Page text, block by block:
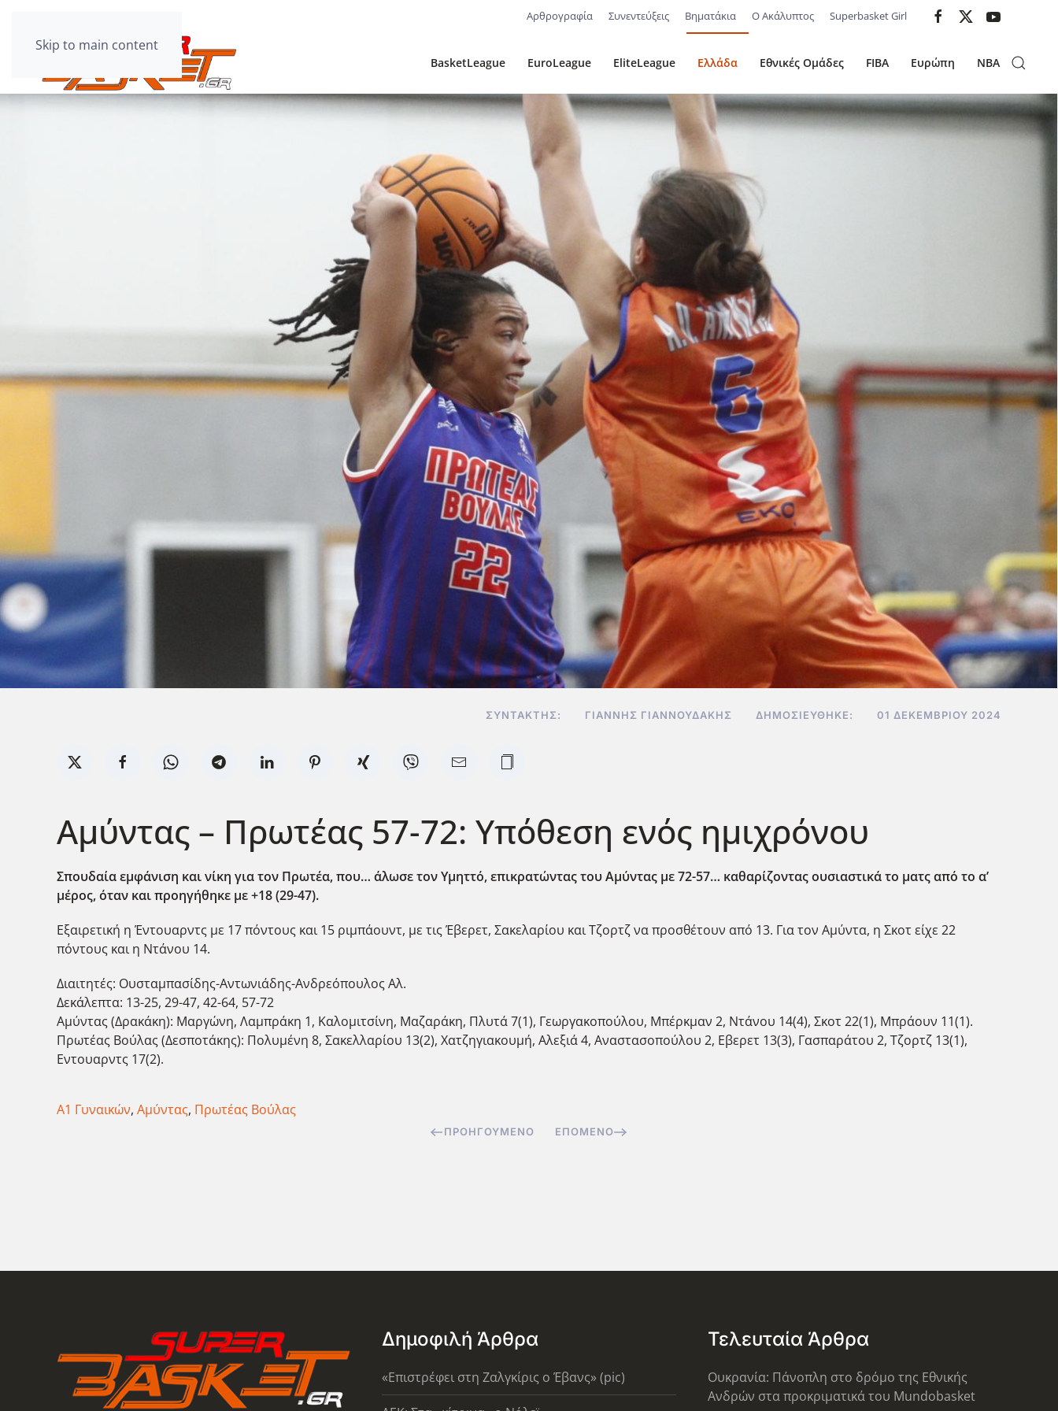
Skip to main content
Αρθρογραφία Συνεντεύξεις Βηματάκια Ο Ακάλυπτος Superbasket Girl
BasketLeague EuroLeague EliteLeague Ελλάδα Εθνικές Ομάδες FIBA Ευρώπη NBA
ΣΥΝΤΆΚΤΗΣ: ΓΙΆΝΝΗΣ ΓΙΑΝΝΟΥΔΆΚΗΣ ΔΗΜΟΣΙΕΎΘΗΚΕ: 01 ΔΕΚΕΜΒΡΊΟΥ 2024
Αμύντας – Πρωτέας 57-72: Υπόθεση ενός ημιχρόνου
Σπουδαία εμφάνιση και νίκη για τον Πρωτέα, που… άλωσε τον Υμηττό, επικρατώντας του Αμύντας με 72-57… καθαρίζοντας ουσιαστικά το ματς από το α’
μέρος, όταν και προηγήθηκε με +18 (29-47).
Εξαιρετική η Έντουαρντς με 17 πόντους και 15 ριμπάουντ, με τις Έβερετ, Σακελαρίου και Τζορτζ να προσθέτουν από 13. Για τον Αμύντα, η Σκοτ είχε 22
πόντους και η Ντάνου 14.
Διαιτητές: Ουσταμπασίδης-Αντωνιάδης-Ανδρεόπουλος Αλ.
Δεκάλεπτα: 13-25, 29-47, 42-64, 57-72
Αμύντας (Δρακάκη): Μαργώνη, Λαμπράκη 1, Καλομιτσίνη, Μαζαράκη, Πλυτά 7(1), Γεωργακοπούλου, Μπέρκμαν 2, Ντάνου 14(4), Σκοτ 22(1), Μπράουν 11(1).
Πρωτέας Βούλας (Δεσποτάκης): Πολυμένη 8, Σακελλαρίου 13(2), Χατζηγιακουμή, Αλεξιά 4, Αναστασοπούλου 2, Εβερετ 13(3), Γασπαράτου 2, Τζορτζ 13(1),
Εντουαρντς 17(2).
Α1 Γυναικών, Αμύντας, Πρωτέας Βούλας
ΠΡΟΗΓΟΎΜΕΝΟ ΕΠΌΜΕΝΟ
Δημοφιλή Άρθρα
«Επιστρέφει στη Ζαλγκίρις ο Έβανς» (pic)
Τελευταία Άρθρα
Ουκρανία: Πάνοπλη στο δρόμο της Εθνικής
Ανδρών στα προκριματικά του Mundobasket